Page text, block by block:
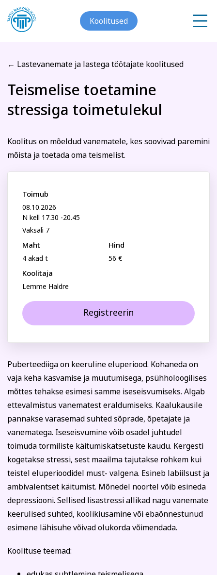
Koolitused
Kunst
Kodu ja köök Aiandus ja lilleseade
Meist
Galerii
Kontakt
Grupitellimused
RUS
Facebook
← Lastevanemate ja lastega töötajate koolitused
Teismelise toetamine
stressiga toimetulekul
Koolitus on mõeldud vanematele, kes soovivad paremini
mõista ja toetada oma teismelist.
Toimub
08.10.2026
N kell 17.30 -20.45
Vaksali 7
Maht
4 akad t
Hind
56 €
Koolitaja
Lemme Haldre
Registreerin
Puberteediiga on keeruline eluperiood. Kohaneda on
vaja keha kasvamise ja muutumisega, psühholoogilises
mõttes tehakse esimesi samme iseseisvumiseks. Algab
ettevalmistus vanematest eraldumiseks. Kaalukausile
pannakse varasemad suhted sõprade, õpetajate ja
vanematega. Iseseisvumine võib osadel juhtudel
toimuda tormiliste käitumiskatsetuste kaudu. Kergesti
kogetakse stressi, sest maailma tajutakse rohkem kui
teistel eluperioodidel must- valgena. Esineb labiilsust ja
ambivalentset käitumist. Mõnedel noortel võib esineda
depressiooni. Sellised lisastressi allikad nagu vanemate
keerulised suhted, koolikiusamine või ebaõnnestunud
esimene lähisuhe võivad olukorda võimendada.
Koolituse teemad:
Registreerin koolitusele
Teismelise toetamine
stressiga toimetulekul
Eesnimi
Perenimi
Telefon
E-posti aadress
Sisesta osaleja isikukood, et vältida segadust
nimekaimudega.
Tasumine
Tasun ise
Tasub teine isik
Tasub muu asutus
(Nt ettevõte, omavalitsus vm)
Tutvu õppetöö korraldusega!
Koolitusel osalemiseks tuleb õppetasu tasuda arvel
registreerumise kinnitusega (reeglina on tähtaeg kaks
nädalat enne koolituse algust). Kokkuleppel